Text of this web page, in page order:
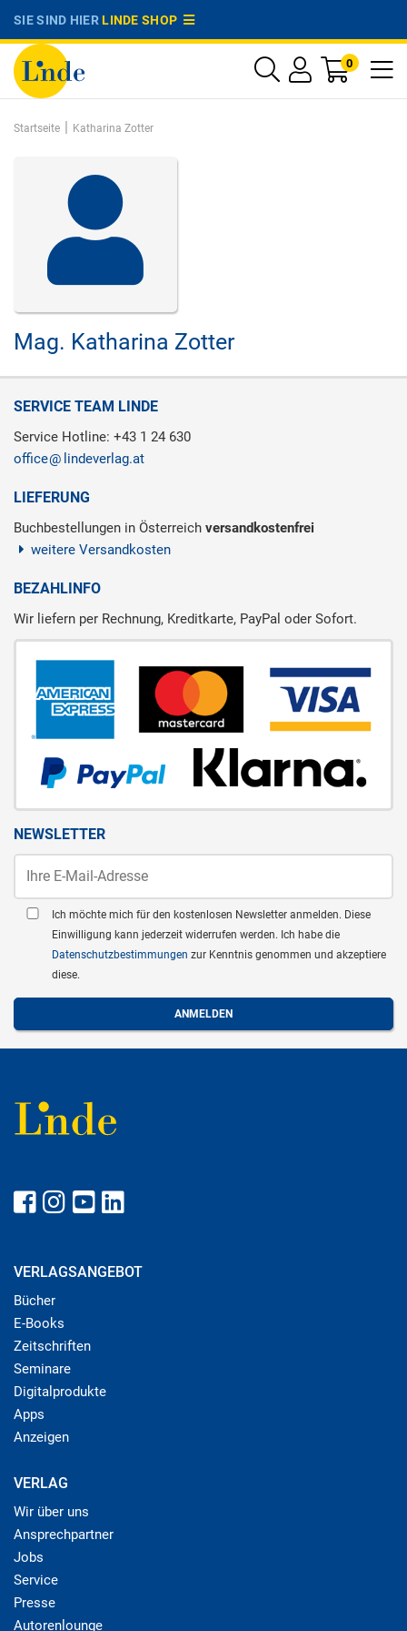
SIE SIND HIERLINDE SHOP
0
Startseite | Katharina Zotter
Mag. Katharina Zotter
SERVICE TEAM LINDE
Service Hotline: +43 1 24 630
office
lindeverlag.at
LIEFERUNG
Buchbestellungen in Österreich versandkostenfrei
weitere Versandkosten
BEZAHLINFO
Wir liefern per Rechnung, Kreditkarte, PayPal oder Sofort.
NEWSLETTER
Ich möchte mich für den kostenlosen Newsletter anmelden. Diese
Einwilligung kann jederzeit widerrufen werden. Ich habe die
Datenschutzbestimmungen zur Kenntnis genommen und akzeptiere
diese.
VERLAGSANGEBOT
Bücher
E-Books
Zeitschriften
Seminare
Digitalprodukte
Apps
Anzeigen
VERLAG
Wir über uns
Ansprechpartner
Jobs
Service
Presse
Autorenlounge